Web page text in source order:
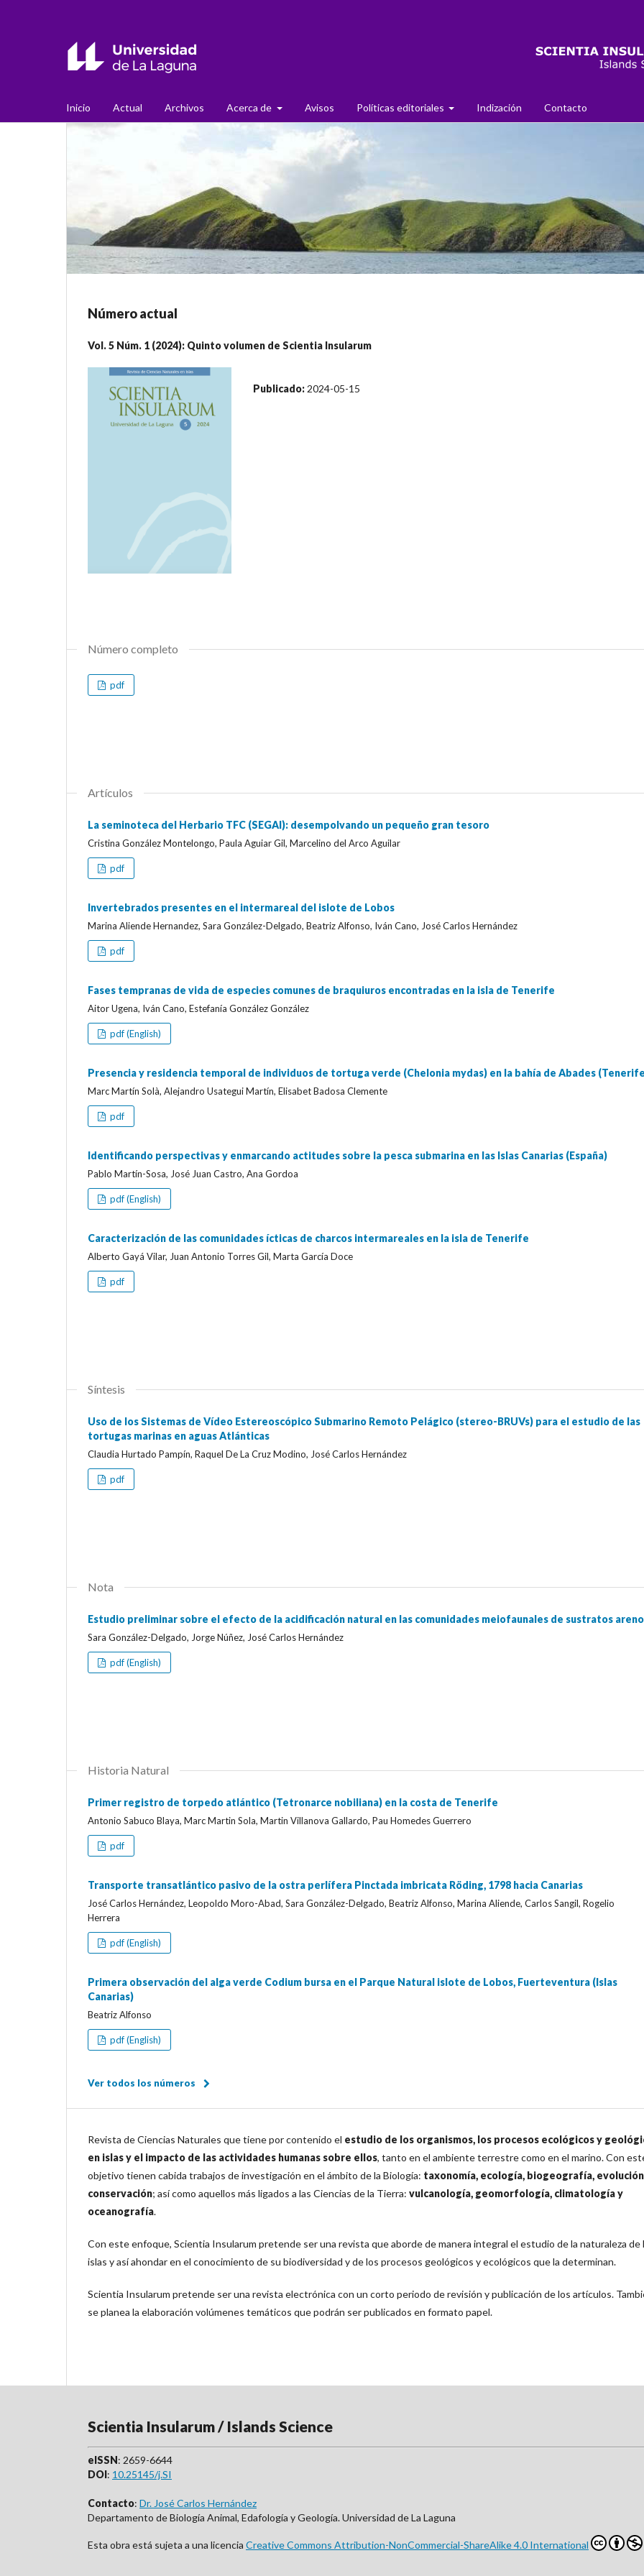
Inicio Actual Archivos Acerca de Avisos Políticas editoriales Indización Contacto
Número actual
Vol. 5 Núm. 1 (2024): Quinto volumen de Scientia Insularum
Publicado: 2024-05-15
Número completo
pdf
Artículos
La seminoteca del Herbario TFC (SEGAI): desempolvando un pequeño gran tesoro
Cristina González Montelongo, Paula Aguiar Gil, Marcelino del Arco Aguilar
pdf
Invertebrados presentes en el intermareal del islote de Lobos
Marina Aliende Hernandez, Sara González-Delgado, Beatriz Alfonso, Iván Cano, José Carlos Hernández
pdf
Fases tempranas de vida de especies comunes de braquiuros encontradas en la isla de Tenerife
Aitor Ugena, Iván Cano, Estefanía González González
pdf (English)
Presencia y residencia temporal de individuos de tortuga verde (Chelonia mydas) en la bahía de Abades
Marc Martín Solà, Alejandro Usategui Martín, Elisabet Badosa Clemente
pdf
Identificando perspectivas y enmarcando actitudes sobre la pesca submarina en las Islas Canarias (España)
Pablo Martín-Sosa, José Juan Castro, Ana Gordoa
pdf (English)
Caracterización de las comunidades ícticas de charcos intermareales en la isla de Tenerife
Alberto Gayá Vilar, Juan Antonio Torres Gil, Marta García Doce
pdf
Síntesis
Uso de los Sistemas de Vídeo Estereoscópico Submarino Remoto Pelágico (stereo-BRUVs) para el estudio de las
tortugas marinas en aguas Atlánticas
Claudia Hurtado Pampín, Raquel De La Cruz Modino, José Carlos Hernández
pdf
Nota
Estudio preliminar sobre el efecto de la acidificación natural en las comunidades meiofaunales de sustratos
Sara González-Delgado, Jorge Núñez, José Carlos Hernández
pdf (English)
Historia Natural
Primer registro de torpedo atlántico (Tetronarce nobiliana) en la costa de Tenerife
Antonio Sabuco Blaya, Marc Martin Sola, Martin Villanova Gallardo, Pau Homedes Guerrero
pdf
Transporte transatlántico pasivo de la ostra perlífera Pinctada imbricata Röding, 1798 hacia Canarias
José Carlos Hernández, Leopoldo Moro-Abad, Sara González-Delgado, Beatriz Alfonso, Marina Aliende, Carlos Sangil, Rogelio
Herrera
pdf (English)
Primera observación del alga verde Codium bursa en el Parque Natural islote de Lobos, Fuerteventura (Islas
Canarias)
Beatriz Alfonso
pdf (English)
Ver todos los números
Revista de Ciencias Naturales que tiene por contenido el estudio de los organismos, los procesos ecológicos y
en islas y el impacto de las actividades humanas sobre ellos, tanto en el ambiente terrestre como en el marino. Con
objetivo tienen cabida trabajos de investigación en el ámbito de la Biología: taxonomía, ecología, biogeografía,
conservación; así como aquellos más ligados a las Ciencias de la Tierra: vulcanología, geomorfología, climatología y
oceanografía.
Con este enfoque, Scientia Insularum pretende ser una revista que aborde de manera integral el estudio de la naturaleza de
islas y así ahondar en el conocimiento de su biodiversidad y de los procesos geológicos y ecológicos que la determinan.
Scientia Insularum pretende ser una revista electrónica con un corto periodo de revisión y publicación de los artículos.
se planea la elaboración volúmenes temáticos que podrán ser publicados en formato papel.
Scientia Insularum / Islands Science
eISSN: 2659-6644
DOI: 10.25145/j.SI
Contacto: Dr. José Carlos Hernández
Departamento de Biología Animal, Edafología y Geología. Universidad de La Laguna
Esta obra está sujeta a una licencia Creative Commons Attribution-NonCommercial-ShareAlike 4.0 International